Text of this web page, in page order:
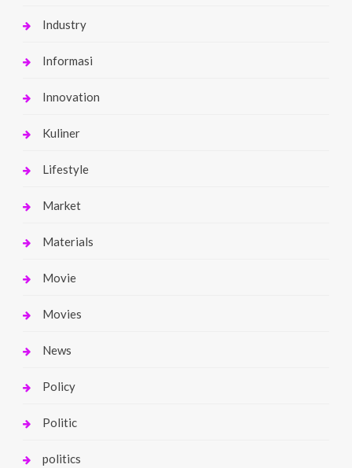
Industry
Informasi
Innovation
Kuliner
Lifestyle
Market
Materials
Movie
Movies
News
Policy
Politic
politics